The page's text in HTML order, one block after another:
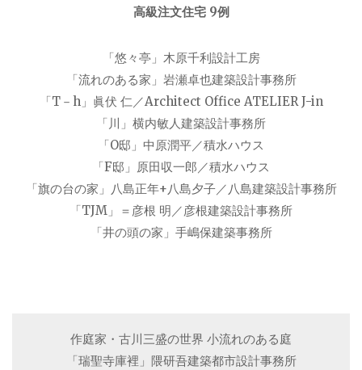
高級注文住宅 9例
「悠々亭」木原千利設計工房
「流れのある家」岩瀬卓也建築設計事務所
「T－h」眞伏 仁／Architect Office ATELIER J-in
「川」横内敏人建築設計事務所
「O邸」中原潤平／積水ハウス
「F邸」原田収一郎／積水ハウス
「旗の台の家」八島正年+八島夕子／八島建築設計事務所
「TJM」＝彦根 明／彦根建築設計事務所
「井の頭の家」手嶋保建築事務所
作庭家・古川三盛の世界 小流れのある庭
「瑞聖寺庫裡」隈研吾建築都市設計事務所